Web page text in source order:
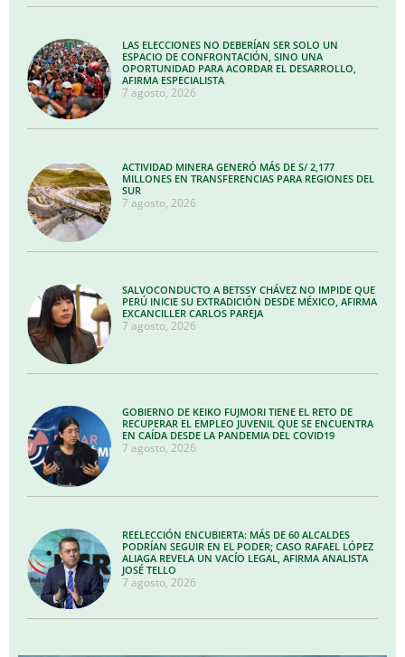
LAS ELECCIONES NO DEBERÍAN SER SOLO UN
ESPACIO DE CONFRONTACIÓN, SINO UNA
OPORTUNIDAD PARA ACORDAR EL DESARROLLO,
AFIRMA ESPECIALISTA
7 agosto, 2026
ACTIVIDAD MINERA GENERÓ MÁS DE S/ 2,177
MILLONES EN TRANSFERENCIAS PARA REGIONES DEL
SUR
7 agosto, 2026
SALVOCONDUCTO A BETSSY CHÁVEZ NO IMPIDE QUE
PERÚ INICIE SU EXTRADICIÓN DESDE MÉXICO, AFIRMA
EXCANCILLER CARLOS PAREJA
7 agosto, 2026
GOBIERNO DE KEIKO FUJMORI TIENE EL RETO DE
RECUPERAR EL EMPLEO JUVENIL QUE SE ENCUENTRA
EN CAÍDA DESDE LA PANDEMIA DEL COVID19
7 agosto, 2026
REELECCIÓN ENCUBIERTA: MÁS DE 60 ALCALDES
PODRÍAN SEGUIR EN EL PODER; CASO RAFAEL LÓPEZ
ALIAGA REVELA UN VACÍO LEGAL, AFIRMA ANALISTA
JOSÉ TELLO
7 agosto, 2026